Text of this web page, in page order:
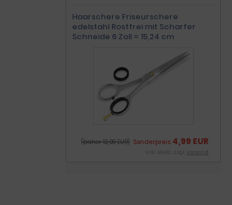
Haarschere Friseurschere
edelstahl Rostfrei mit Scharfer
Schneide 6 Zoll = 15,24 cm
(bisher 12,99 EUR) Sonderpreis 4,99 EUR
inkl .MwSt., zzgl. Versand